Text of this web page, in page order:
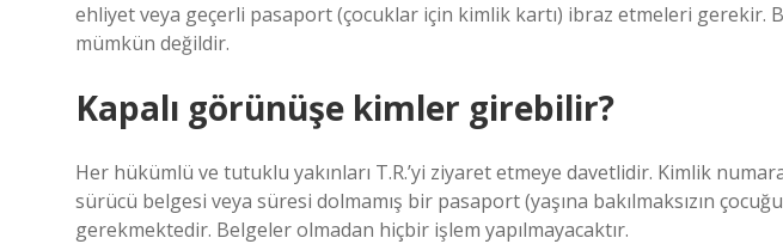
ehliyet veya geçerli pasaport (çocuklar için kimlik kartı) ibraz etmeleri gerekir.
mümkün değildir.
Kapalı görünüşe kimler girebilir?
Her hükümlü ve tutuklu yakınları T.R.’yi ziyaret etmeye davetlidir. Kimlik
sürücü belgesi veya süresi dolmamış bir pasaport (yaşına bakılmaksızın
gerekmektedir. Belgeler olmadan hiçbir işlem yapılmayacaktır.